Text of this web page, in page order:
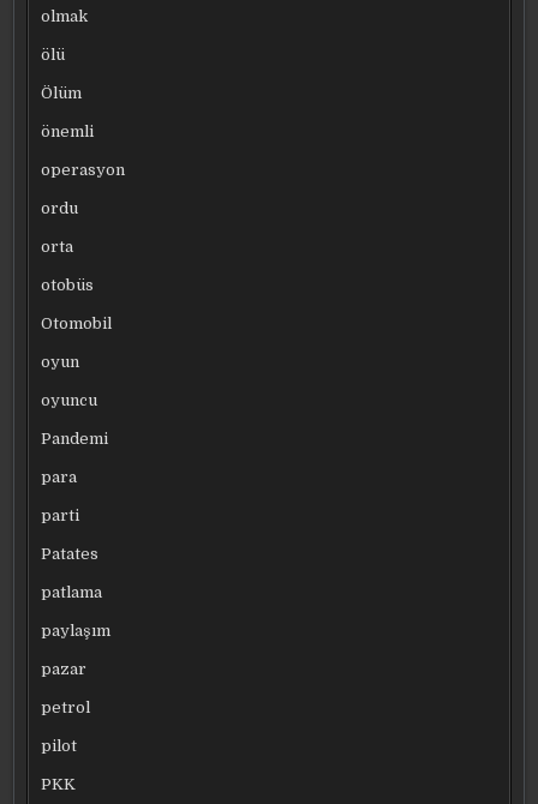
olmak
ölü
Ölüm
önemli
operasyon
ordu
orta
otobüs
Otomobil
oyun
oyuncu
Pandemi
para
parti
Patates
patlama
paylaşım
pazar
petrol
pilot
PKK